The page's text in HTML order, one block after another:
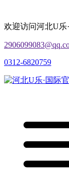
欢迎访问河北U乐
0312-6820759